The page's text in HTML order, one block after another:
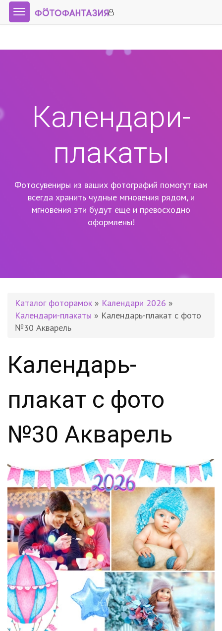
Календари-
плакаты
Фотосувениры из ваших фотографий помогут вам
всегда хранить чудные мгновения рядом, и
мгновения эти будут еще и превосходно
оформлены!
Каталог фоторамок » Календари 2026 »
Календари-плакаты » Календарь-плакат с фото
№30 Акварель
Календарь-
плакат с фото
№30 Акварель